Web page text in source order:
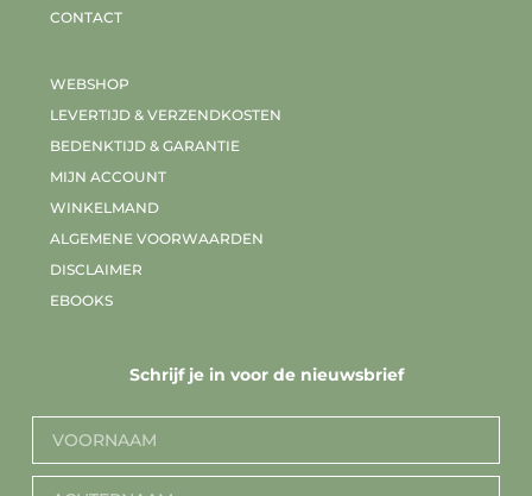
CONTACT
WEBSHOP
LEVERTIJD & VERZENDKOSTEN
BEDENKTIJD & GARANTIE
MIJN ACCOUNT
WINKELMAND
ALGEMENE VOORWAARDEN
DISCLAIMER
EBOOKS
Schrijf je in voor de nieuwsbrief